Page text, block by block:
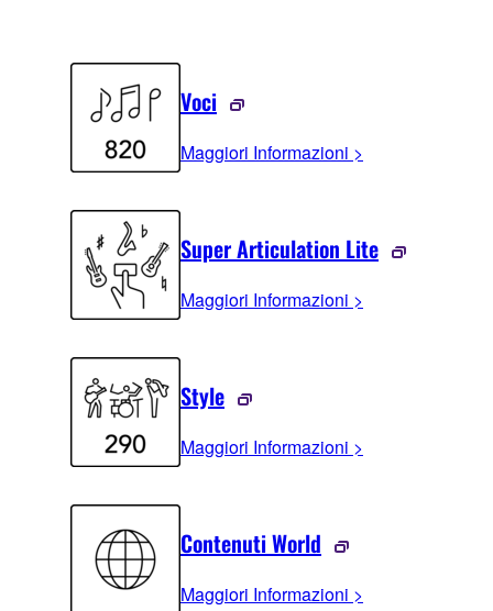
Voci
Maggiori Informazioni >
Super Articulation Lite
Maggiori Informazioni >
Style
Maggiori Informazioni >
Contenuti World
Maggiori Informazioni >